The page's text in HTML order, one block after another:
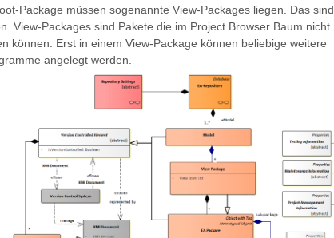
Package müssen sogenannte View-Packages liegen. Das sind
View-Packages sind Pakete die im Project Browser Baum nicht
können. Erst in einem View-Package können beliebige weitere
angelegt werden.